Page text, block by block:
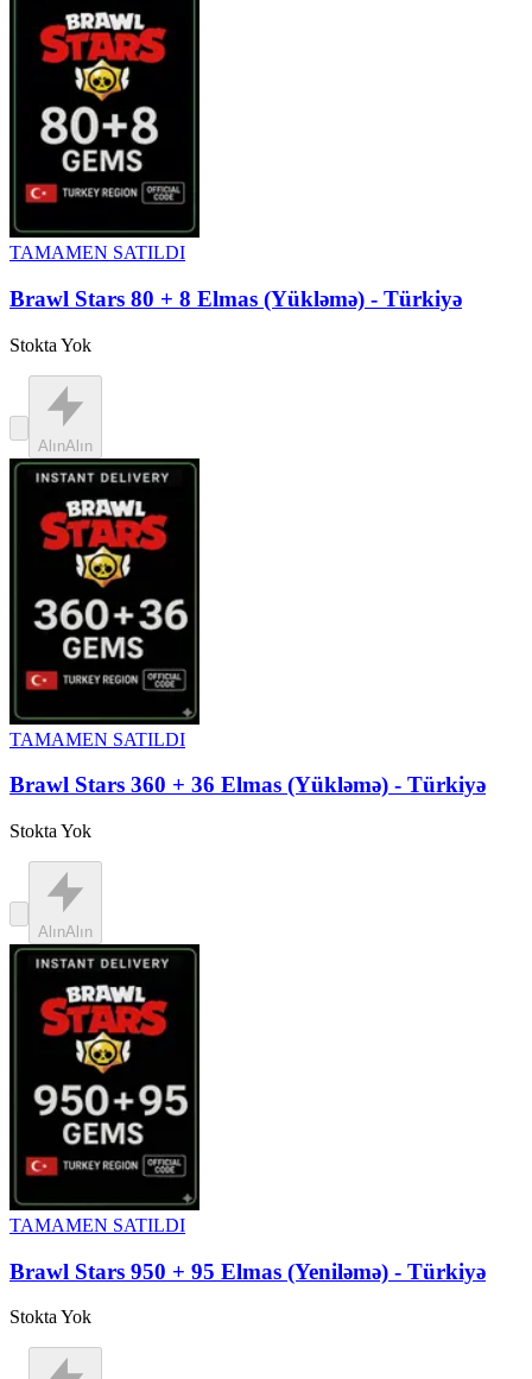
TAMAMEN SATILDI
Brawl Stars 80 + 8 Elmas (Yükləmə) - Türkiyə
Stokta Yok
AlınAlın
TAMAMEN SATILDI
Brawl Stars 360 + 36 Elmas (Yükləmə) - Türkiyə
Stokta Yok
AlınAlın
TAMAMEN SATILDI
Brawl Stars 950 + 95 Elmas (Yeniləmə) - Türkiyə
Stokta Yok